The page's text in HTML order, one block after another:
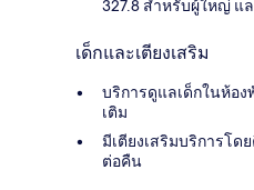
327.8 สำหรับผู้ใหญ่ แล
เด็กและเตียงเสริม
บริการดูแลเด็กในห้อง
เติม
มีเตียงเสริมบริการโด
ต่อคืน